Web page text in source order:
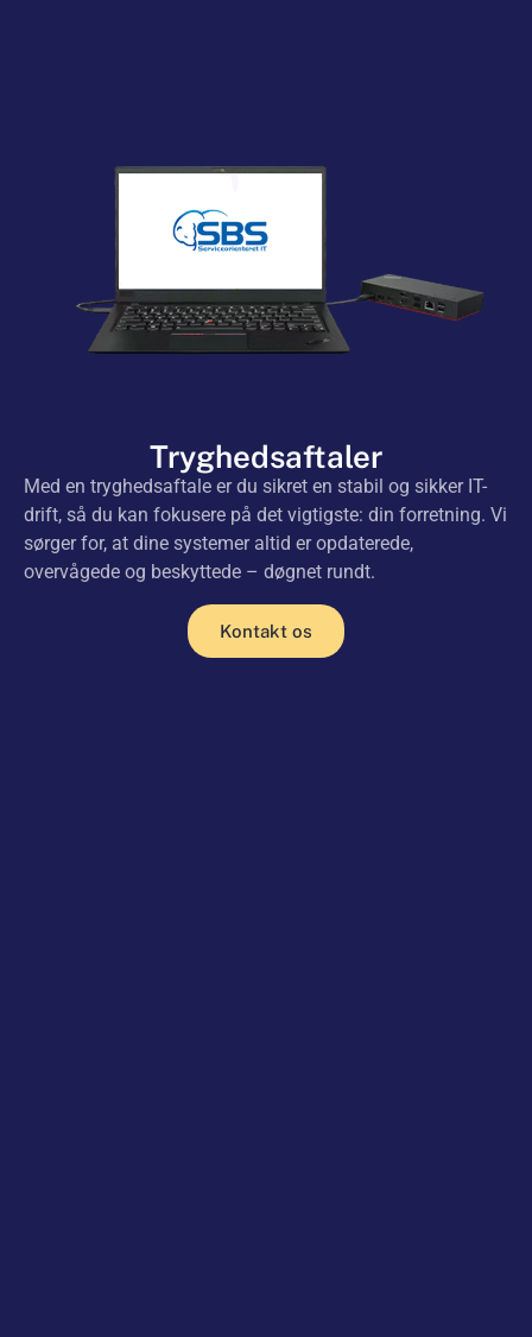
Tryghedsaftaler
Med en tryghedsaftale er du sikret en stabil og sikker IT-
drift, så du kan fokusere på det vigtigste: din forretning. Vi
sørger for, at dine systemer altid er opdaterede,
overvågede og beskyttede – døgnet rundt.
Kontakt os